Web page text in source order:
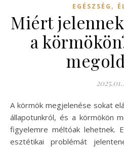
EGÉSZSÉG ,
Miért
a
A körmök megjelenése sokat elárul az általános egészségi
állapotunkról, és a körmökön
figyelemre méltóak lehetnek.
esztétikai problémát